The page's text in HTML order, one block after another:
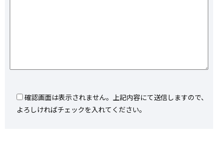
確認画面は表示されません。上記内容にて送信しますので、
よろしければチェックを入れてください。